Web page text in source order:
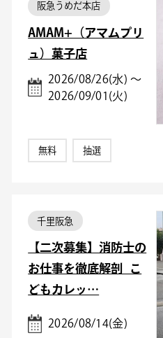
阪急うめだ本店
AMAM+（アマムプリ
ュ）菓子店
2026/08/26(水) ～
2026/09/01(火)
無料 抽選
千里阪急
【二次募集】消防士の
お仕事を徹底解剖_こ
どもカレッ…
2026/08/14(金)